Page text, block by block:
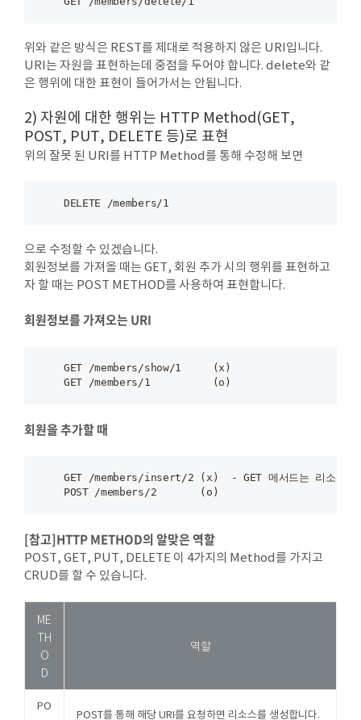
위와 같은 방식은 REST를 제대로 적용하지 않은 URI입니다.
URI는 자원을 표현하는데 중점을 두어야 합니다. delete와 같
은 행위에 대한 표현이 들어가서는 안됩니다.
2) 자원에 대한 행위는 HTTP Method(GET,
POST, PUT, DELETE 등)로 표현
위의 잘못 된 URI를 HTTP Method를 통해 수정해 보면
으로 수정할 수 있겠습니다.
회원정보를 가져올 때는 GET, 회원 추가 시의 행위를 표현하고
자 할 때는 POST METHOD를 사용하여 표현합니다.
회원정보를 가져오는 URI
    GET /members/show/1     (x)
회원을 추가할 때
GET /members/insert/2 (x)  - GET 메서드는 리소스 생
[참고]HTTP METHOD의 알맞은 역할
POST, GET, PUT, DELETE 이 4가지의 Method를 가지고
CRUD를 할 수 있습니다.
ME
TH
O
D
역할
PO
POST를 통해 해당 URI를 요청하면 리소스를 생성합니다.